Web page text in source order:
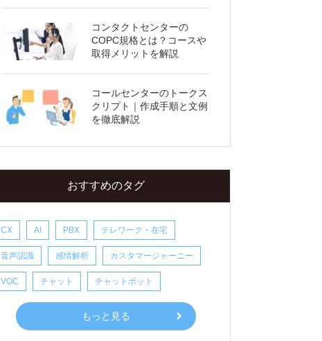
コンタクトセンターの
COPC規格とは？コースや
取得メリットを解説
コールセンターのトークス
クリプト｜作成手順と文例
を徹底解説
おすすめのタグ
CX AI PBX テレワーク・在宅
音声認識 感情解析 カスタマージャーニー
VOC チャット チャットボット
もっと見る
1.BPR（Business Process Re-engineering）
とは
2.BPRと業務改善の違い
3.BPRに取り組むステップ
4.BPRに取り組んだ企業・自治体の成功事例
5.BPRに取り組む4つのメリット
5-1.業務効率化を実現できる
5-3.従業員の負荷を軽減して働きやすい環